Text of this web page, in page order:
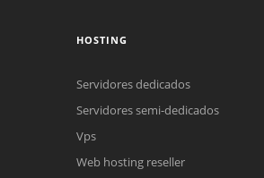
Reunión online
HOSTING
Servidores dedicados
Servidores semi-dedicados
Vps
Web hosting reseller